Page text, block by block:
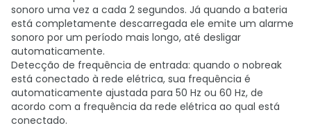
sonoro uma vez a cada 2 segundos. Já quando a bateria
está completamente descarregada ele emite um alarme
sonoro por um período mais longo, até desligar
automaticamente.
Detecção de frequência de entrada: quando o nobreak
está conectado à rede elétrica, sua frequência é
automaticamente ajustada para 50 Hz ou 60 Hz, de
acordo com a frequência da rede elétrica ao qual está
conectado.